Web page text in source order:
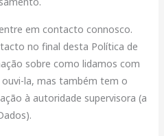
em contacto connosco.
no final desta Política de
sobre como lidamos com
la, mas também tem o
à autoridade supervisora (a